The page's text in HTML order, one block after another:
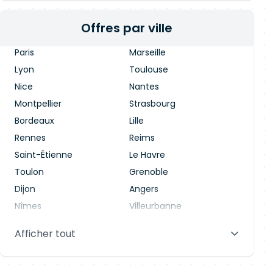
Offres par ville
Paris
Marseille
Lyon
Toulouse
Nice
Nantes
Montpellier
Strasbourg
Bordeaux
Lille
Rennes
Reims
Saint-Étienne
Le Havre
Toulon
Grenoble
Dijon
Angers
Nîmes
Villeurbanne
Aix-en-Provence
Afficher tout